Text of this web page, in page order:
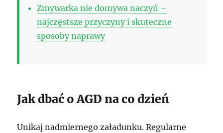
Zmywarka nie domywa naczyń –
najczęstsze przyczyny i skuteczne
sposoby naprawy
Jak dbać o AGD na co dzień
Unikaj nadmiernego załadunku. Regularne